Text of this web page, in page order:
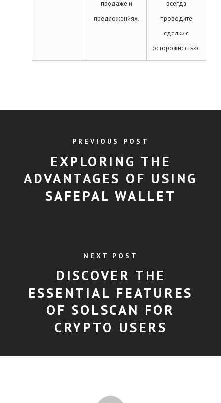
продаже и
предложениях.
всегда
проводите
сделки с
осторожностью.
PREVIOUS POST
EXPLORING THE
ADVANTAGES OF USING
SAFEPAL WALLET
NEXT POST
DISCOVER THE
ESSENTIAL FEATURES
OF SOLSCAN FOR
CRYPTO USERS